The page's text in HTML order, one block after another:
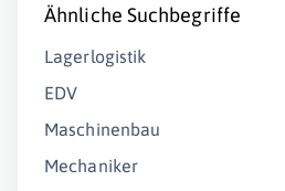
Ähnliche Suchbegriffe
Lagerlogistik
EDV
Maschinenbau
Mechaniker